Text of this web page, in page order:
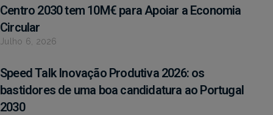
Centro 2030 tem 10M€ para Apoiar a Economia
Circular
Julho 6, 2026
Speed Talk Inovação Produtiva 2026: os
bastidores de uma boa candidatura ao Portugal
2030